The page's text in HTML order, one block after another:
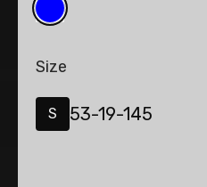
Size
S 53-19-145